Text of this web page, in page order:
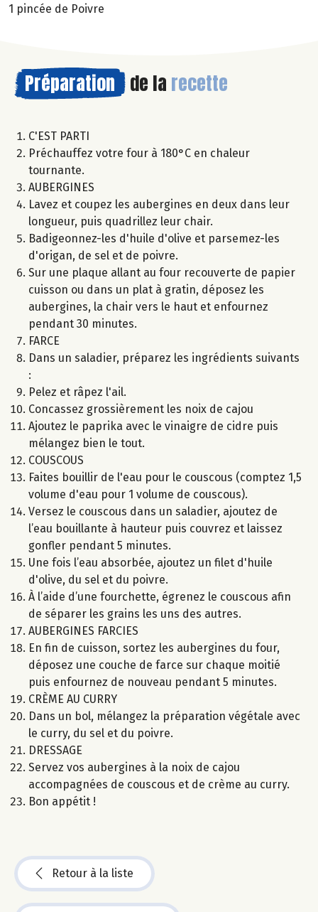
1 pincée de Poivre
Préparation de la recette
C'EST PARTI
Préchauffez votre four à 180°C en chaleur
tournante.
AUBERGINES
Lavez et coupez les aubergines en deux dans leur
longueur, puis quadrillez leur chair.
Badigeonnez-les d'huile d'olive et parsemez-les
d'origan, de sel et de poivre.
Sur une plaque allant au four recouverte de papier
cuisson ou dans un plat à gratin, déposez les
aubergines, la chair vers le haut et enfournez
pendant 30 minutes.
FARCE
Dans un saladier, préparez les ingrédients suivants
:
Pelez et râpez l'ail.
Concassez grossièrement les noix de cajou
Ajoutez le paprika avec le vinaigre de cidre puis
mélangez bien le tout.
COUSCOUS
Faites bouillir de l'eau pour le couscous (comptez 1,5
volume d'eau pour 1 volume de couscous).
Versez le couscous dans un saladier, ajoutez de
l’eau bouillante à hauteur puis couvrez et laissez
gonfler pendant 5 minutes.
Une fois l’eau absorbée, ajoutez un filet d'huile
d'olive, du sel et du poivre.
À l’aide d’une fourchette, égrenez le couscous afin
de séparer les grains les uns des autres.
AUBERGINES FARCIES
En fin de cuisson, sortez les aubergines du four,
déposez une couche de farce sur chaque moitié
puis enfournez de nouveau pendant 5 minutes.
CRÈME AU CURRY
Dans un bol, mélangez la préparation végétale avec
le curry, du sel et du poivre.
DRESSAGE
Servez vos aubergines à la noix de cajou
accompagnées de couscous et de crème au curry.
Bon appétit !
Retour à la liste